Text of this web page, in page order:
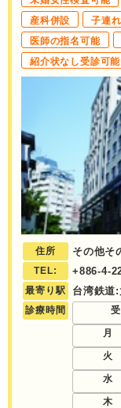
産科併設
子連
医師の指名可能
紹介状なし受診可能
住所 その他そ
TEL: +886-4-
最寄り駅 台湾鉄道
診療時間
月
火
水
木